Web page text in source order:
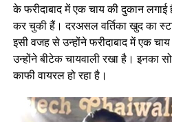
के फरीदाबाद में एक चाय की दुकान लगाई
कर चुकी हैं। दरअसल वर्तिका खुद का
इसी वजह से उन्होंने फरीदाबाद में एक
उन्होंने बीटेक चायवाली रखा है। इनका
काफी वायरल हो रहा है।